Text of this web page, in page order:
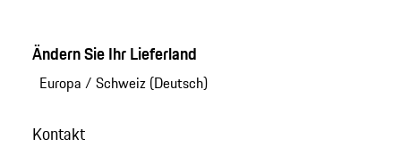
Ändern Sie Ihr Lieferland
Europa / Schweiz (Deutsch)
Kontakt